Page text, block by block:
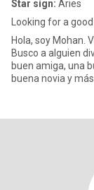
Star sign: Aries
Looking for a
Hola, soy Mohan.
Busco a alguien
buen amiga, una